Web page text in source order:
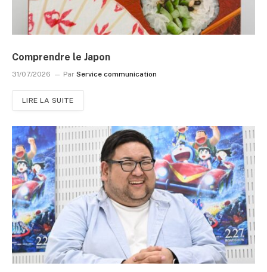
Comprendre le Japon
31/07/2026 Par Service communication
LIRE LA SUITE